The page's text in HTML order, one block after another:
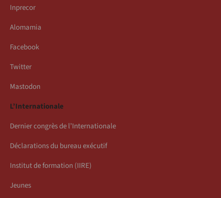
Inprecor
Alomamia
Facebook
Twitter
Mastodon
L’Internationale
Dernier congrès de l’Internationale
Déclarations du bureau exécutif
Institut de formation (IIRE)
Jeunes